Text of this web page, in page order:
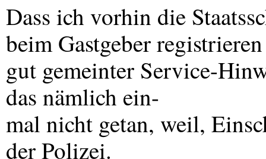
Dass ich vorhin die
beim Gastgeber
gut gemeinter Service-
das nämlich ein-
mal nicht getan, weil,
der Polizei.